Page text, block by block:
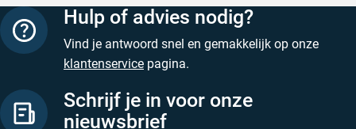
Hulp of advies nodig?
Vind je antwoord snel en gemakkelijk op onze
klantenservice pagina.
Schrijf je in voor onze
nieuwsbrief